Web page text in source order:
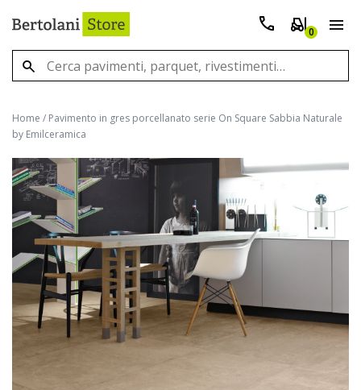
0
Home / Pavimento in gres porcellanato serie On Square Sabbia Naturale
by Emilceramica